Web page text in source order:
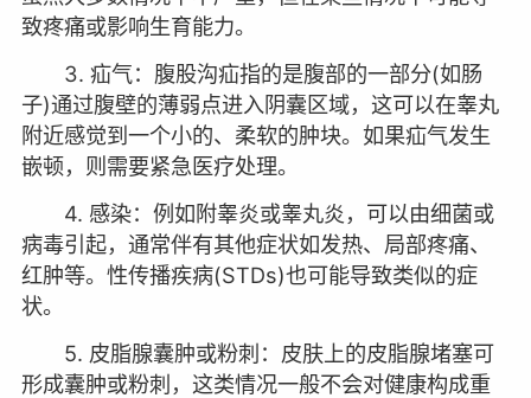
致疼痛或影响生育能力。
3. 疝气：腹股沟疝指的是腹部的一部分(如肠
子)通过腹壁的薄弱点进入阴囊区域，这可以在睾丸
附近感觉到一个小的、柔软的肿块。如果疝气发生
嵌顿，则需要紧急医疗处理。
4. 感染：例如附睾炎或睾丸炎，可以由细菌或
病毒引起，通常伴有其他症状如发热、局部疼痛、
红肿等。性传播疾病(STDs)也可能导致类似的症
状。
5. 皮脂腺囊肿或粉刺：皮肤上的皮脂腺堵塞可
形成囊肿或粉刺，这类情况一般不会对健康构成重